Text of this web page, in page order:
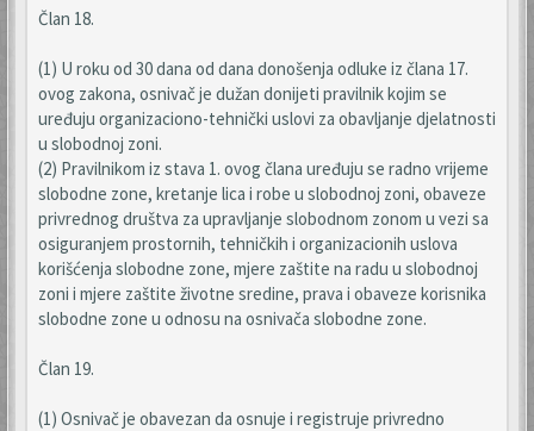
Član 18.
(1) U roku od 30 dana od dana donošenja odluke iz člana 17.
ovog zakona, osnivač je dužan donijeti pravilnik kojim se
uređuju organizaciono-tehnički uslovi za obavljanje djelatnosti
u slobodnoj zoni.
(2) Pravilnikom iz stava 1. ovog člana uređuju se radno vrijeme
slobodne zone, kretanje lica i robe u slobodnoj zoni, obaveze
privrednog društva za upravljanje slobodnom zonom u vezi sa
osiguranjem prostornih, tehničkih i organizacionih uslova
korišćenja slobodne zone, mjere zaštite na radu u slobodnoj
zoni i mjere zaštite životne sredine, prava i obaveze korisnika
slobodne zone u odnosu na osnivača slobodne zone.
Član 19.
(1) Osnivač je obavezan da osnuje i registruje privredno